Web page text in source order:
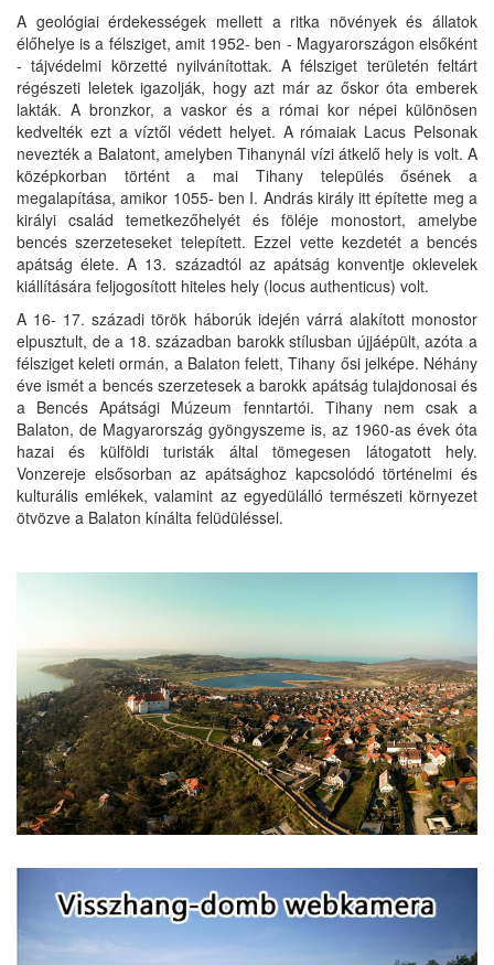
A geológiai érdekességek mellett a ritka növények és állatok
élőhelye is a félsziget, amit 1952- ben - Magyarországon elsőként
- tájvédelmi körzetté nyilvánítottak. A félsziget területén feltárt
régészeti leletek igazolják, hogy azt már az őskor óta emberek
lakták. A bronzkor, a vaskor és a római kor népei különösen
kedvelték ezt a víztől védett helyet. A rómaiak Lacus Pelsonak
nevezték a Balatont, amelyben Tihanynál vízi átkelő hely is volt. A
középkorban történt a mai Tihany település ősének a
megalapítása, amikor 1055- ben I. András király itt építette meg a
királyi család temetkezőhelyét és föléje monostort, amelybe
bencés szerzeteseket telepített. Ezzel vette kezdetét a bencés
apátság élete. A 13. századtól az apátság konventje oklevelek
kiállítására feljogosított hiteles hely (locus authenticus) volt.
A 16- 17. századi török háborúk idején várrá alakított monostor
elpusztult, de a 18. században barokk stílusban újjáépült, azóta a
félsziget keleti ormán, a Balaton felett, Tihany ősi jelképe. Néhány
éve ismét a bencés szerzetesek a barokk apátság tulajdonosai és
a Bencés Apátsági Múzeum fenntartói. Tihany nem csak a
Balaton, de Magyarország gyöngyszeme is, az 1960-as évek óta
hazai és külföldi turisták által tömegesen látogatott hely.
Vonzereje elsősorban az apátsághoz kapcsolódó történelmi és
kulturális emlékek, valamint az egyedülálló természeti környezet
ötvözve a Balaton kínálta felüdüléssel.